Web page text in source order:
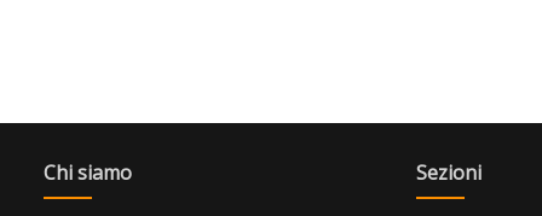
Chi siamo Sezioni